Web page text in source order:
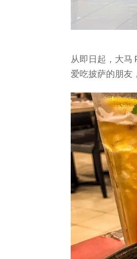
从即日起，大马
爱吃披萨的朋友